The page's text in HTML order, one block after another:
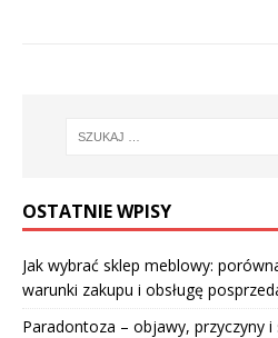
OSTATNIE WPISY
Jak wybrać sklep meblowy:
warunki zakupu i obsługę
Paradontoza – objawy, przyczyny